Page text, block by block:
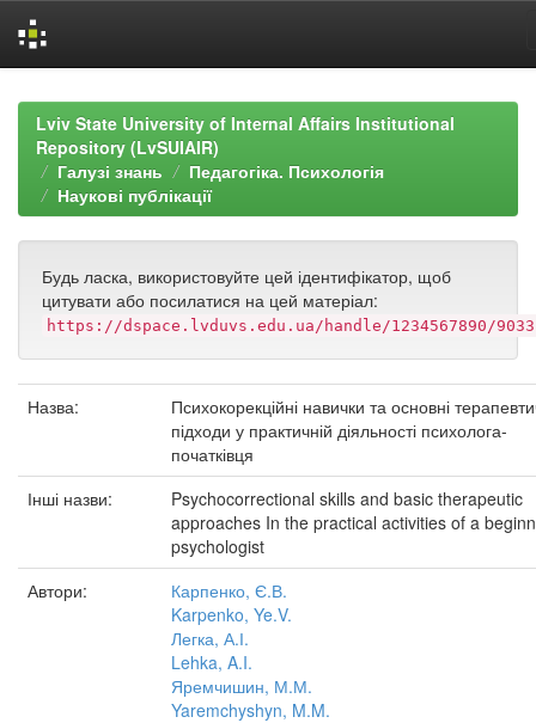
navigationLviv State University of Internal Affairs Institutional
Repository (LvSUIAIR)
Галузі знань
Педагогіка. Психологія
Наукові публікації
Будь ласка, використовуйте цей ідентифікатор, щоб
цитувати або посилатися на цей матеріал:
https://dspace.lvduvs.edu.ua/handle/1234567890/9033
Назва:
Психокорекційні навички та основні
підходи у практичній діяльності психолога-
початківця
Інші назви:
Psychocorrectional skills and basic therapeutic
approaches In the practical activities of a
psychologist
Автори:
Карпенко, Є.В.
Karpenko, Ye.V.
Легка, А.І.
Lehka, A.I.
Яремчишин, М.М.
Yaremchyshyn, M.M.